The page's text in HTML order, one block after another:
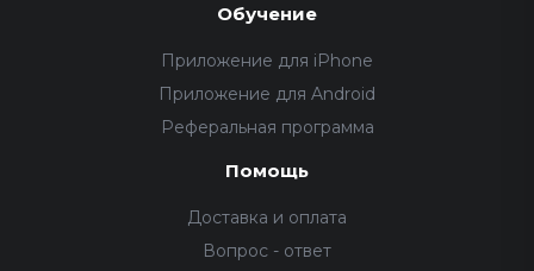
Обучение
Приложение для iPhone
Приложение для Android
Реферальная программа
Помощь
Доставка и оплата
Вопрос - ответ